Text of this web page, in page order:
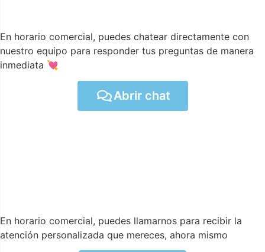
En horario comercial, puedes chatear directamente con
nuestro equipo para responder tus preguntas de manera
inmediata 💘
Abrir chat
En horario comercial, puedes llamarnos para recibir la
atención personalizada que mereces, ahora mismo